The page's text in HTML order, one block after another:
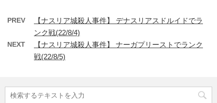
PREV
【ナスリア城殺人事件】 デナスリアスドルイドでラ
ンク戦(22/8/4)
NEXT
【ナスリア城殺人事件】 ナーガプリーストでランク
戦(22/8/5)